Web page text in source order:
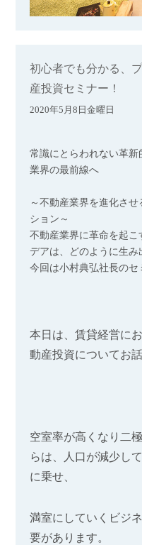
初心者でも分かる、
産投資セミナー！
2020年5月8日金曜日
常識にとらわれない革
業界の最前線へ
～不動産業界を進化さ
ション～
不動産業界に革命を起
デアは、どのように生み
今回は小村典弘社長のセ
本日は、賃貸経営に
動産投資についてお
空室率が高くなり二
らは、人口が減少し
に乗せ、
満室にしていくビジ
要があります。